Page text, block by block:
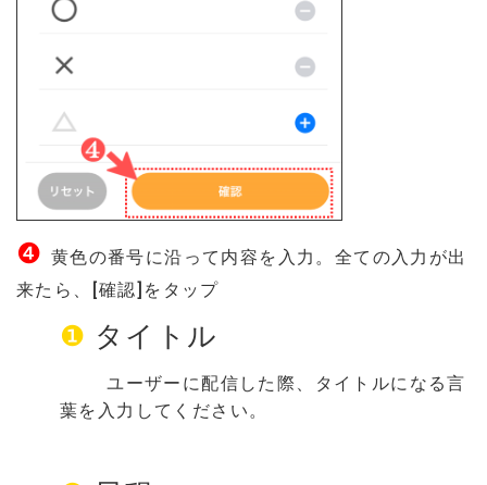
❹ 黄色の番号に沿って内容を入力。全ての入力が出
来たら、[確認]をタップ
❶ タイトル
ユーザーに配信した際、タイトルになる言
葉を入力してください。